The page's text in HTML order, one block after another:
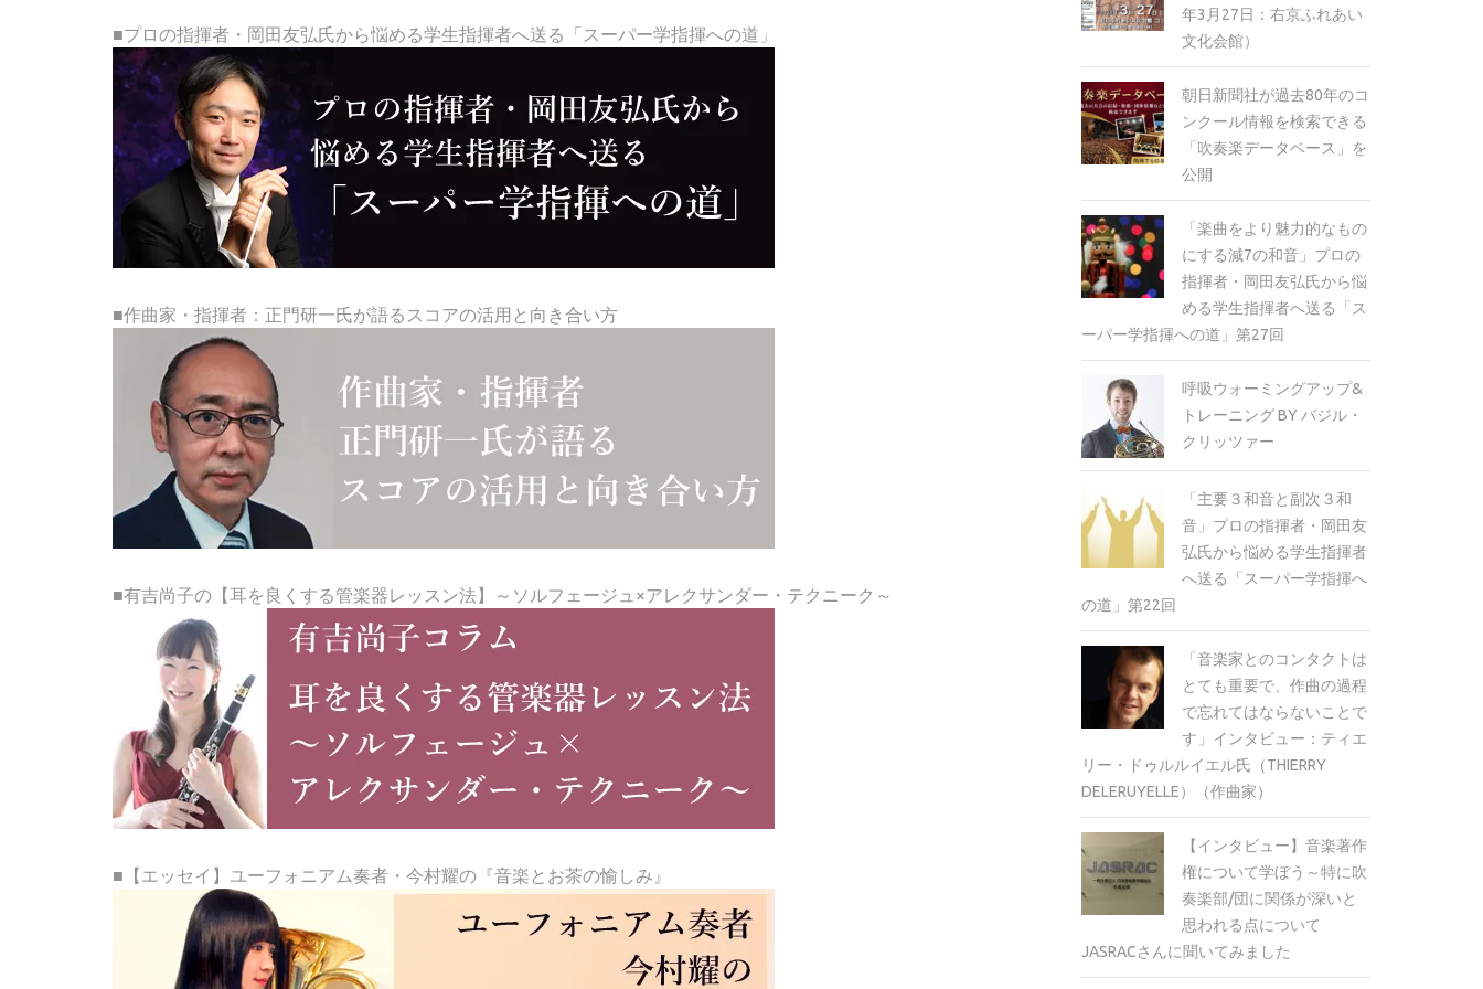
■プロの指揮者・岡田友弘氏から悩める学生指揮者へ送る「スーパー学指揮への道」
■作曲家・指揮者：正門研一氏が語るスコアの活用と向き合い方
■有吉尚子の【耳を良くする管楽器レッスン法】～ソルフェージュ×アレクサンダー・テクニーク～
■【エッセイ】ユーフォニアム奏者・今村耀の『音楽とお茶の愉しみ』
年3月27日：右京ふれあい
文化会館）
朝日新聞社が過去80年のコ
ンクール情報を検索できる
「吹奏楽データベース」を
公開
「楽曲をより魅力的なもの
にする減7の和音」プロの
指揮者・岡田友弘氏から悩
める学生指揮者へ送る「ス
ーパー学指揮への道」第27回
呼吸ウォーミングアップ&
トレーニング BY バジル・
クリッツァー
「主要３和音と副次３和
音」プロの指揮者・岡田友
弘氏から悩める学生指揮者
へ送る「スーパー学指揮へ
の道」第22回
「音楽家とのコンタクトは
とても重要で、作曲の過程
で忘れてはならないことで
す」インタビュー：ティエ
リー・ドゥルルイエル氏（THIERRY
DELERUYELLE）（作曲家）
【インタビュー】音楽著作
権について学ぼう～特に吹
奏楽部/団に関係が深いと
思われる点について
JASRACさんに聞いてみました